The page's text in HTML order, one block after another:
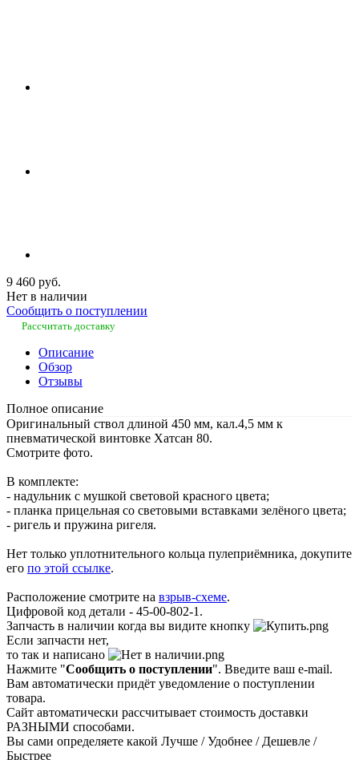
9 460 руб.
Нет в наличии
Сообщить о поступлении
Рассчитать доставку
Описание
Обзор
Отзывы
Полное описание
Оригинальный ствол длиной 450 мм, кал.4,5 мм к
пневматической винтовке Хатсан 80.
Смотрите фото.
В комплекте:
- надульник с мушкой световой красного цвета;
- планка прицельная со световыми вставками зелёного цвета;
- ригель и пружина ригеля.
Нет только уплотнительного кольца пулеприёмника, докупите
его по этой ссылке.
Расположение смотрите на взрыв-схеме.
Цифровой код детали - 45-00-802-1.
Запчасть в наличии когда вы видите кнопку
Если запчасти нет,
то так и написано
Нажмите "Сообщить о поступлении". Введите ваш e-mail.
Вам автоматически придёт уведомление о поступлении
товара.
Сайт автоматически рассчитывает стоимость доставки
РАЗНЫМИ способами.
Вы сами определяете какой Лучше / Удобнее / Дешевле /
Быстрее